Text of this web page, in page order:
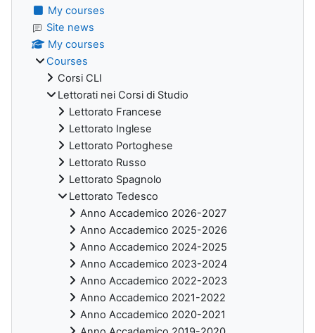
My courses
Site news
My courses
Courses
Corsi CLI
Lettorati nei Corsi di Studio
Lettorato Francese
Lettorato Inglese
Lettorato Portoghese
Lettorato Russo
Lettorato Spagnolo
Lettorato Tedesco
Anno Accademico 2026-2027
Anno Accademico 2025-2026
Anno Accademico 2024-2025
Anno Accademico 2023-2024
Anno Accademico 2022-2023
Anno Accademico 2021-2022
Anno Accademico 2020-2021